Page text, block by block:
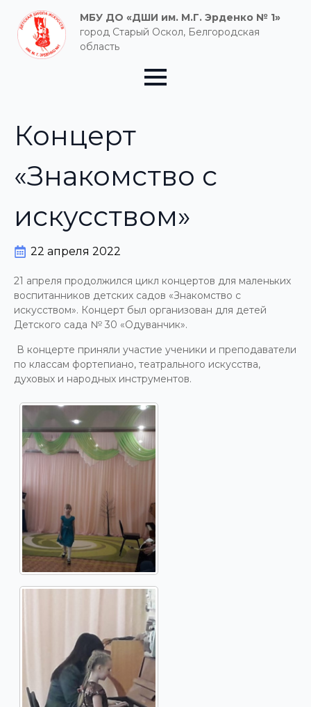
МБУ ДО «ДШИ им. М.Г. Эрденко № 1»
город Старый Оскол, Белгородская
область
Концерт
«Знакомство с
искусством»
22 апреля 2022
21 апреля продолжился цикл концертов для маленьких
воспитанников детских садов «Знакомство с
искусством». Концерт был организован для детей
Детского сада № 30 «Одуванчик».
В концерте приняли участие ученики и преподаватели
по классам фортепиано, театрального искусства,
духовых и народных инструментов.